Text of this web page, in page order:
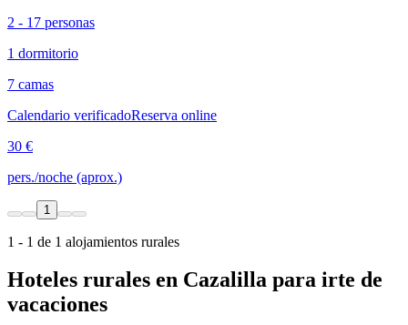
2 - 17 personas
1 dormitorio
7 camas
Calendario verificadoReserva online
30 €
pers./noche (aprox.)
1
1 - 1 de 1 alojamientos rurales
Hoteles rurales en Cazalilla para irte de
vacaciones